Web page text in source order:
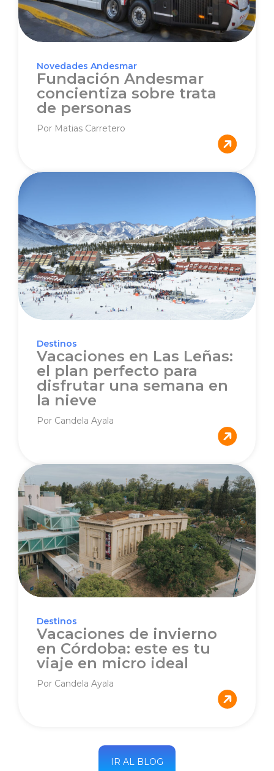
Novedades Andesmar
Fundación Andesmar
concientiza sobre trata
de personas
Por Matias Carretero
Destinos
Vacaciones en Las Leñas:
el plan perfecto para
disfrutar una semana en
la nieve
Por Candela Ayala
Destinos
Vacaciones de invierno
en Córdoba: este es tu
viaje en micro ideal
Por Candela Ayala
IR AL BLOG